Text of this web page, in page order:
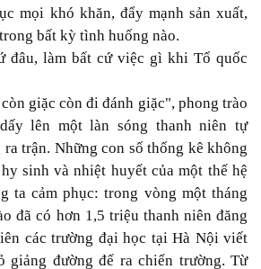
mọi khó khăn, đẩy mạnh sản xuất,
bất kỳ tình huống nào.
đâu, làm bất cứ việc gì khi Tổ quốc
giặc còn đi đánh giặc", phong trào
lên một làn sóng thanh niên tự
trận. Những con số thống kê không
sinh và nhiệt huyết của một thế hệ
ta cảm phục: trong vòng một tháng
đã có hơn 1,5 triệu thanh niên đăng
các trường đại học tại Hà Nội viết
giảng đường để ra chiến trường. Từ